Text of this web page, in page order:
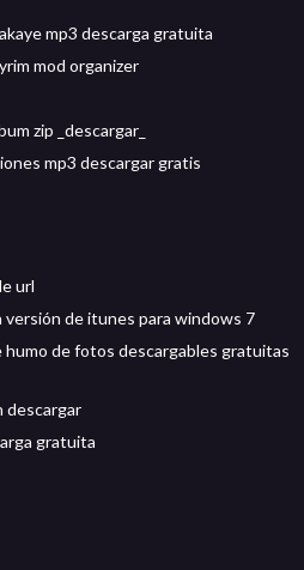
mp3 descarga gratuita
mod organizer
zip _descargar_
mp3 descargar gratis
url
de itunes para windows 7
humo de fotos descargables gratuitas
descargar
gratuita